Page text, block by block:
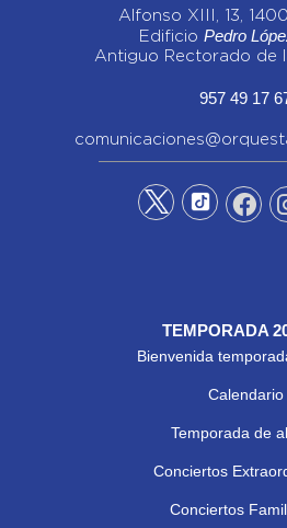
Alfonso XIII, 13,
Edificio Pedro
Antiguo Rectorado de
957 49 17
TEMPORADA
Bienvenida
Calendario
Temporada de
Conciertos
Conciertos